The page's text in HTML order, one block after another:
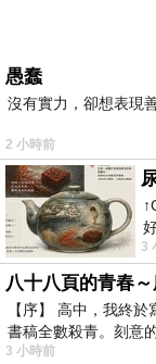
愚蠢
沒有實力，卻想表現
2 小時前
3
八十八頁的青春
【序】 高中，我終
書稿全數殺青。刻意
3 小時前